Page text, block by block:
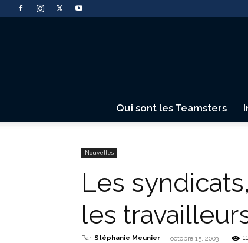
Qui sont les Teamsters
Nouvelles
Les
les
Par Stéphanie Meunier - octobre 15, 2003